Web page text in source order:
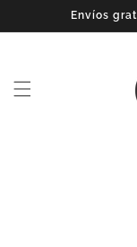
directamente
al contenido
Envíos